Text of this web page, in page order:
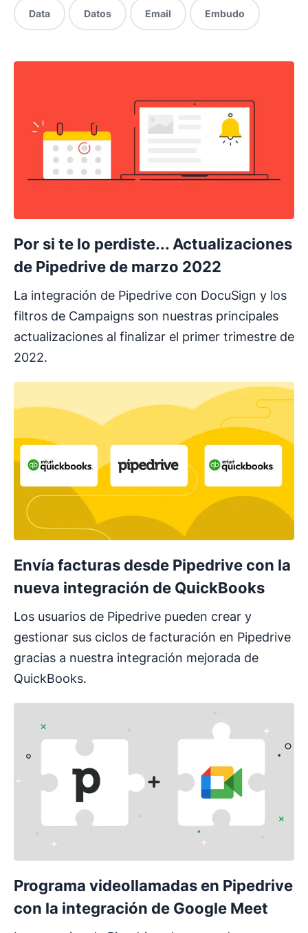
Data Datos Email Embudo
Por si te lo perdiste... Actualizaciones
de Pipedrive de marzo 2022
La integración de Pipedrive con DocuSign y los
filtros de Campaigns son nuestras principales
actualizaciones al finalizar el primer trimestre de
2022.
Envía facturas desde Pipedrive con la
nueva integración de QuickBooks
Los usuarios de Pipedrive pueden crear y
gestionar sus ciclos de facturación en Pipedrive
gracias a nuestra integración mejorada de
QuickBooks.
Programa videollamadas en Pipedrive
con la integración de Google Meet